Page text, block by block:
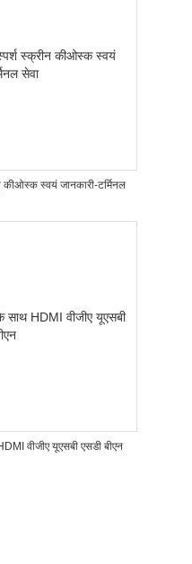
स्वयं जानकारी-टर्मिनल
वीजीए यूएसबी एसडी बीएन